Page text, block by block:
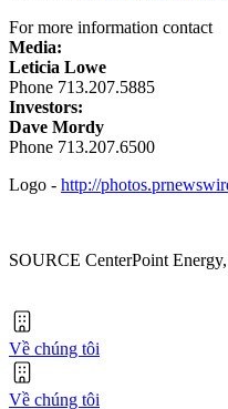
For more information contact
Media:
Leticia Lowe
Phone 713.207.5885
Investors:
Dave Mordy
Phone 713.207.6500
Logo - http://
SOURCE CenterPoint
Về chúng tôi
Về chúng tôi